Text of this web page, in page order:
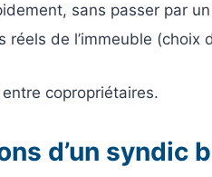
sans passer par
réels de l’immeuble (choix
copropriétaires.
d’un syndic